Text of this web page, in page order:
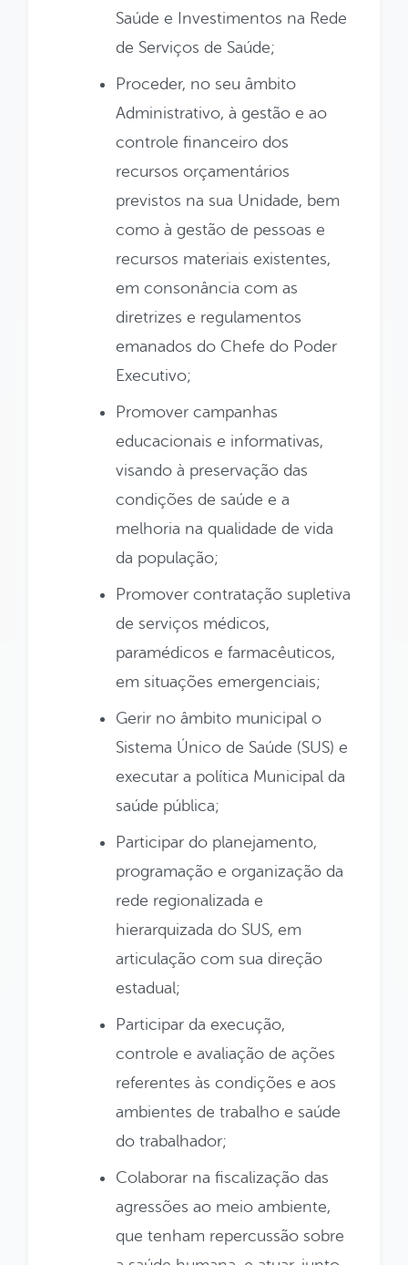
Saúde e Investimentos na Rede
de Serviços de Saúde;
Proceder, no seu âmbito
Administrativo, à gestão e ao
controle financeiro dos
recursos orçamentários
previstos na sua Unidade, bem
como à gestão de pessoas e
recursos materiais existentes,
em consonância com as
diretrizes e regulamentos
emanados do Chefe do Poder
Executivo;
Promover campanhas
educacionais e informativas,
visando à preservação das
condições de saúde e a
melhoria na qualidade de vida
da população;
Promover contratação supletiva
de serviços médicos,
paramédicos e farmacêuticos,
em situações emergenciais;
Gerir no âmbito municipal o
Sistema Único de Saúde (SUS) e
executar a política Municipal da
saúde pública;
Participar do planejamento,
programação e organização da
rede regionalizada e
hierarquizada do SUS, em
articulação com sua direção
estadual;
Participar da execução,
controle e avaliação de ações
referentes às condições e aos
ambientes de trabalho e saúde
do trabalhador;
Colaborar na fiscalização das
agressões ao meio ambiente,
que tenham repercussão sobre